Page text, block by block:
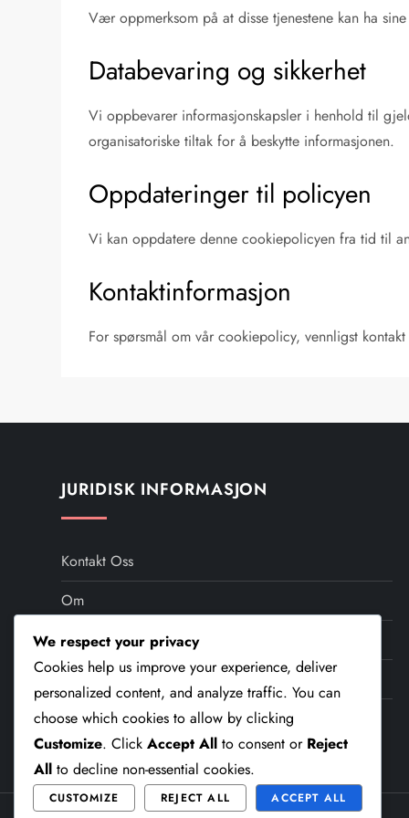
Vær oppmerksom på at disse tjenestene kan ha
Databevaring og sikkerhet
Vi oppbevarer informasjonskapsler i henhold til
organisatoriske tiltak for å beskytte informasjonen.
Oppdateringer til policyen
Vi kan oppdatere denne cookiepolicyen fra tid til
Kontaktinformasjon
For spørsmål om vår cookiepolicy, vennligst
JURIDISK INFORMASJON
Kontakt Oss
Om
Brukeravtale
Personvernerklæring
Informasjonskapsler Og Sporing
We respect your privacy
Cookies help us improve your experience, deliver
personalized content, and analyze traffic. You can
choose which cookies to allow by clicking
Customize. Click Accept All to consent or Reject
All to decline non-essential cookies.
CUSTOMIZE REJECT ALL ACCEPT ALL